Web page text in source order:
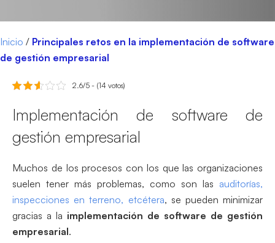
Inicio / Principales retos en la implementación de software
de gestión empresarial
2.6/5 - (14 votos)
Implementación de software de
gestión empresarial
Muchos de los procesos con los que las organizaciones
suelen tener más problemas, como son las auditorías,
inspecciones en terreno, etcétera, se pueden minimizar
gracias a la implementación de software de gestión
empresarial.